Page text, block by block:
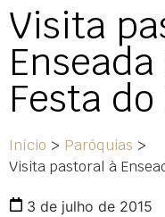
Visita
Festa
Início > Paróquias >
Visita pastoral à
3 de julho de 2015